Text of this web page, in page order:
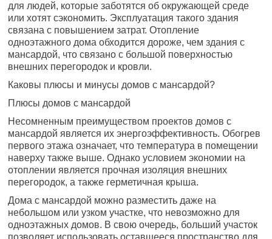
для людей, которые заботятся об окружающей среде
или хотят сэкономить. Эксплуатация такого здания
связана с повышением затрат. Отопление
одноэтажного дома обходится дороже, чем здания с
мансардой, что связано с большой поверхностью
внешних перегородок и кровли.
Каковы плюсы и минусы домов с мансардой?
Плюсы домов с мансардой
Несомненным преимуществом проектов домов с
мансардой является их энергоэффективность. Обогрев
первого этажа означает, что температура в помещении
наверху также выше. Однако условием экономии на
отоплении является прочная изоляция внешних
перегородок, а также герметичная крыша.
Дома с мансардой можно разместить даже на
небольшом или узком участке, что невозможно для
одноэтажных домов. В свою очередь, больший участок
позволяет использовать оставшееся пространство для